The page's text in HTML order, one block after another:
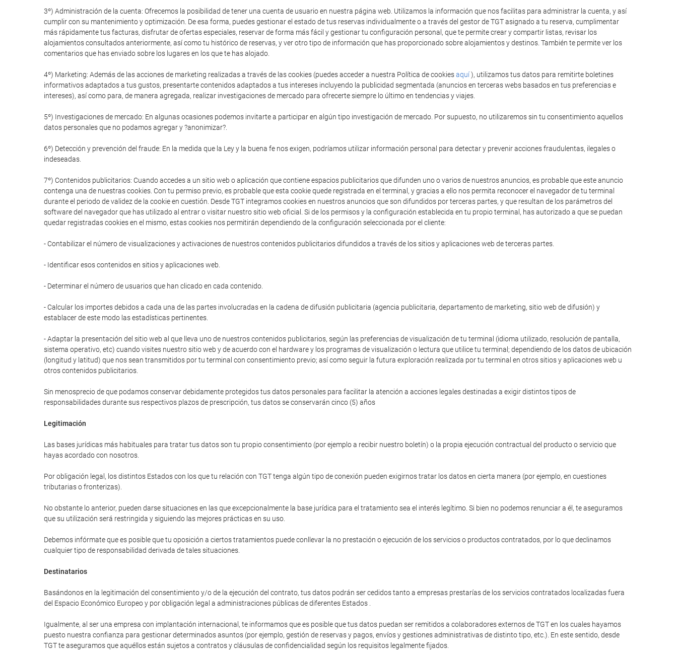
3º) Administración de la cuenta: Ofrecemos la posibilidad de tener una cuenta de usuario en nuestra página web. Utilizamos la información que nos facilitas para administrar la cuenta, y así
cumplir con su mantenimiento y optimización. De esa forma, puedes gestionar el estado de tus reservas individualmente o a través del gestor de TGT asignado a tu reserva, cumplimentar
más rápidamente tus facturas, disfrutar de ofertas especiales, reservar de forma más fácil y gestionar tu configuración personal, que te permite crear y compartir listas, revisar los
alojamientos consultados anteriormente, así como tu histórico de reservas, y ver otro tipo de información que has proporcionado sobre alojamientos y destinos. También te permite ver los
comentarios que has enviado sobre los lugares en los que te has alojado.
4º) Marketing: Además de las acciones de marketing realizadas a través de las cookies (puedes acceder a nuestra Política de cookiesaquí), utilizamos tus datos para remitirte boletines
informativos adaptados a tus gustos, presentarte contenidos adaptados a tus intereses incluyendo la publicidad segmentada (anuncios en terceras webs basados en tus preferencias e
intereses), así como para, de manera agregada, realizar investigaciones de mercado para ofrecerte siempre lo último en tendencias y viajes.
5º) Investigaciones de mercado: En algunas ocasiones podemos invitarte a participar en algún tipo investigación de mercado. Por supuesto, no utilizaremos sin tu consentimiento aquellos
datos personales que no podamos agregar y ?anonimizar?.
6º) Detección y prevención del fraude: En la medida que la Ley y la buena fe nos exigen, podríamos utilizar información personal para detectar y prevenir acciones fraudulentas, ilegales o
indeseadas.
7º) Contenidos publicitarios: Cuando accedes a un sitio web o aplicación que contiene espacios publicitarios que difunden uno o varios de nuestros anuncios, es probable que este anuncio
contenga una de nuestras cookies. Con tu permiso previo, es probable que esta cookie quede registrada en el terminal, y gracias a ello nos permita reconocer el navegador de tu terminal
durante el periodo de validez de la cookie en cuestión. Desde TGT integramos cookies en nuestros anuncios que son difundidos por terceras partes, y que resultan de los parámetros del
software del navegador que has utilizado al entrar o visitar nuestro sitio web oficial. Si de los permisos y la configuración establecida en tu propio terminal, has autorizado a que se puedan
quedar registradas cookies en el mismo, estas cookies nos permitirán dependiendo de la configuración seleccionada por el cliente:
- Contabilizar el número de visualizaciones y activaciones de nuestros contenidos publicitarios difundidos a través de los sitios y aplicaciones web de terceras partes.
- Identificar esos contenidos en sitios y aplicaciones web.
- Determinar el número de usuarios que han clicado en cada contenido.
- Calcular los importes debidos a cada una de las partes involucradas en la cadena de difusión publicitaria (agencia publicitaria, departamento de marketing, sitio web de difusión) y
establacer de este modo las estadísticas pertinentes.
- Adaptar la presentación del sitio web al que lleva uno de nuestros contenidos publicitarios, según las preferencias de visualización de tu terminal (idioma utilizado, resolución de pantalla,
sistema operativo, etc) cuando visites nuestro sitio web y de acuerdo con el hardware y los programas de visualización o lectura que utilice tu terminal; dependiendo de los datos de ubicación
(longitud y latitud) que nos sean transmitidos por tu terminal con consentimiento previo; así como seguir la futura exploración realizada por tu terminal en otros sitios y aplicaciones web u
otros contenidos publicitarios.
Sin menosprecio de que podamos conservar debidamente protegidos tus datos personales para facilitar la atención a acciones legales destinadas a exigir distintos tipos de
responsabilidades durante sus respectivos plazos de prescripción, tus datos se conservarán cinco (5) años
Legitimación
Las bases jurídicas más habituales para tratar tus datos son tu propio consentimiento (por ejemplo a recibir nuestro boletín) o la propia ejecución contractual del producto o servicio que
hayas acordado con nosotros.
Por obligación legal, los distintos Estados con los que tu relación con TGT tenga algún tipo de conexión pueden exigirnos tratar los datos en cierta manera (por ejemplo, en cuestiones
tributarias o fronterizas).
No obstante lo anterior, pueden darse situaciones en las que excepcionalmente la base jurídica para el tratamiento sea el interés legítimo. Si bien no podemos renunciar a él, te aseguramos
que su utilización será restringida y siguiendo las mejores prácticas en su uso.
Debemos infórmate que es posible que tu oposición a ciertos tratamientos puede conllevar la no prestación o ejecución de los servicios o productos contratados, por lo que declinamos
cualquier tipo de responsabilidad derivada de tales situaciones.
Destinatarios
Basándonos en la legitimación del consentimiento y/o de la ejecución del contrato, tus datos podrán ser cedidos tanto a empresas prestarías de los servicios contratados localizadas fuera
del Espacio Económico Europeo y por obligación legal a administraciones públicas de diferentes Estados .
Igualmente, al ser una empresa con implantación internacional, te informamos que es posible que tus datos puedan ser remitidos a colaboradores externos de TGT en los cuales hayamos
puesto nuestra confianza para gestionar determinados asuntos (por ejemplo, gestión de reservas y pagos, envíos y gestiones administrativas de distinto tipo, etc.). En este sentido, desde
TGT te aseguramos que aquéllos están sujetos a contratos y cláusulas de confidencialidad según los requisitos legalmente fijados.